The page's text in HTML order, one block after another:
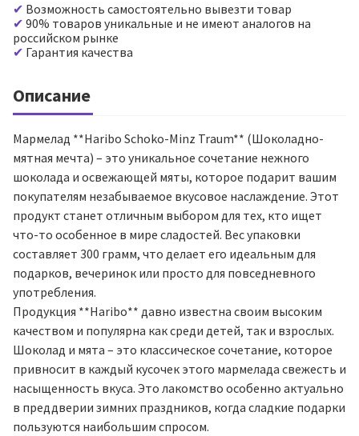
Возможность самостоятельно вывезти товар
90% товаров уникальные и не имеют аналогов на
российском рынке
Гарантия качества
Описание
Мармелад **Haribo Schoko-Minz Traum** (Шоколадно-
мятная мечта) – это уникальное сочетание нежного
шоколада и освежающей мяты, которое подарит вашим
покупателям незабываемое вкусовое наслаждение. Этот
продукт станет отличным выбором для тех, кто ищет
что-то особенное в мире сладостей. Вес упаковки
составляет 300 грамм, что делает его идеальным для
подарков, вечеринок или просто для повседневного
употребления.
Продукция **Haribo** давно известна своим высоким
качеством и популярна как среди детей, так и взрослых.
Шоколад и мята – это классическое сочетание, которое
привносит в каждый кусочек этого мармелада свежесть и
насыщенность вкуса. Это лакомство особенно актуально
в преддверии зимних праздников, когда сладкие подарки
пользуются наибольшим спросом.